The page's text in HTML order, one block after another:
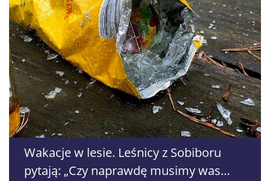
Wakacje w lesie. Leśnicy z Sobiboru
pytają: „Czy naprawdę musimy was